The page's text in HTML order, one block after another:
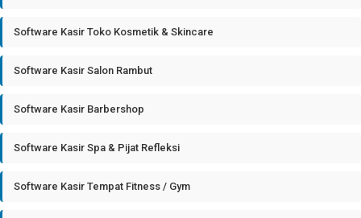
Software Kasir Toko Kosmetik & Skincare
Software Kasir Salon Rambut
Software Kasir Barbershop
Software Kasir Spa & Pijat Refleksi
Software Kasir Tempat Fitness / Gym